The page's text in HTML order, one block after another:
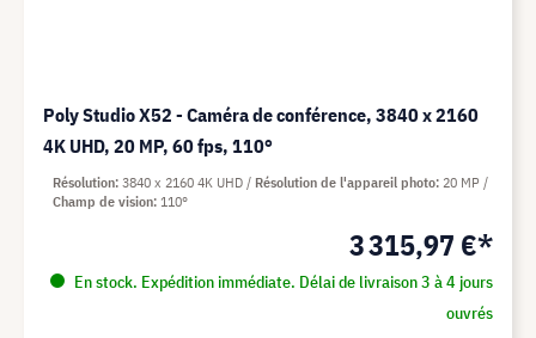
Poly Studio X52 - Caméra de conférence, 3840 x 2160
4K UHD, 20 MP, 60 fps, 110°
3 315,97 €*
En stock. Expédition immédiate. Délai de livraison 3 à 4 jours
ouvrés
Résolution 3840 x 2160 4K UHD Résolution de l'appareil photo 20 MP
Champ de vision 110°